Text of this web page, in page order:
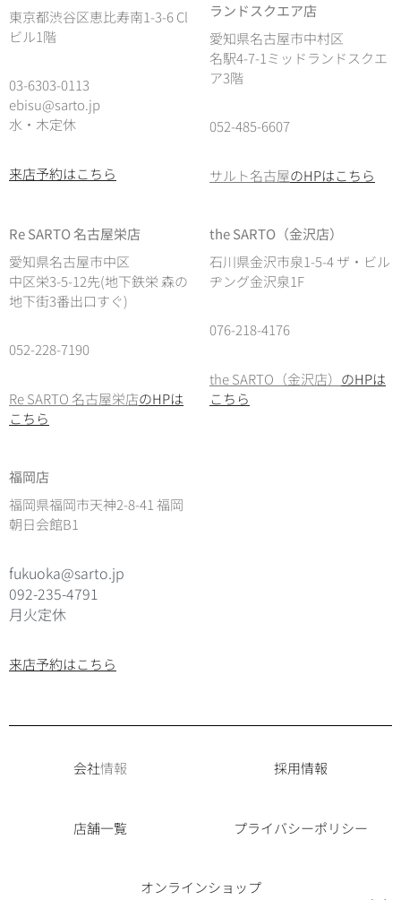
東京都渋谷区恵比寿南1-3-6 Cl
ビル1階
03-6303-0113
ebisu@sarto.jp
水・木定休
来店予約はこちら
ランドスクエア店
愛知県名古屋市中村区
名駅4-7-1ミッドランドスクエ
ア3階
052-485-6607
サルト名古屋のHPはこちら
Re SARTO 名古屋栄店
愛知県名古屋市中区
中区栄3-5-12先(地下鉄栄 森の
地下街3番出口すぐ)
052-228-7190
Re SARTO 名古屋栄店のHPは
こちら
the SARTO（金沢店）
石川県金沢市泉1-5-4 ザ・ビル
ヂング金沢泉1F
076-218-4176
the SARTO（金沢店） のHPは
こちら
福岡店
福岡県福岡市天神2-8-41 福岡
朝日会館B1
fukuoka@sarto.jp
092-235-4791
月火定休
来店予約はこちら
会社情報 採用情報
店舗一覧 プライバシーポリシー
オンラインショップ